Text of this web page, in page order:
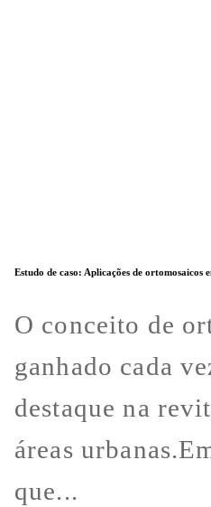
Estudo de caso: Aplicações de ortomosaicos
O conceito de
ganhado cada
destaque na
áreas
que...